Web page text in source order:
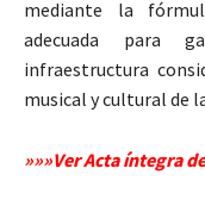
mediante la
adecuada para
infraestructura
musical y cultural de
»»»Ver Acta íntegra